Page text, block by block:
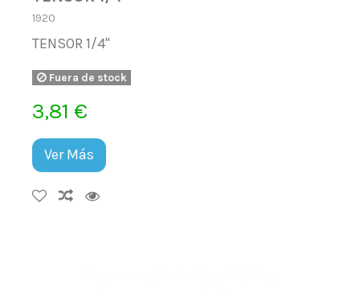
1920
TENSOR 1/4"
Fuera de stock
3,81 €
Ver Más